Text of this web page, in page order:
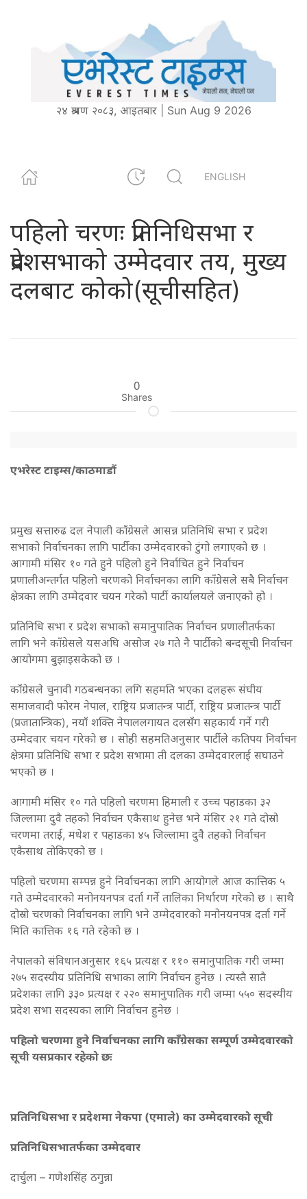
२४ श्रावण २०८३, आइतबार | Sun Aug 9 2026
ENGLISH
पहिलो चरणः प्रतिनिधिसभा र
प्रदेशसभाको उम्मेदवार तय, मुख्य
दलबाट कोको(सूचीसहित)
0
Shares
एभरेस्ट टाइम्स/काठमाडाैं
प्रमुख सत्तारुढ दल नेपाली काँग्रेसले आसन्न प्रतिनिधि सभा र प्रदेश
सभाको निर्वाचनका लागि पार्टीका उम्मेदवारको टुंगो लगाएको छ ।
आगामी मंसिर १० गते हुने पहिलो हुने निर्वाचित हुने निर्वाचन
प्रणालीअन्तर्गत पहिलो चरणको निर्वाचनका लागि काँग्रेसले सबै निर्वाचन
क्षेत्रका लागि उम्मेदवार चयन गरेको पार्टी कार्यालयले जनाएको हो ।
प्रतिनिधि सभा र प्रदेश सभाको समानुपातिक निर्वाचन प्रणालीतर्फका
लागि भने काँग्रेसले यसअघि असोज २७ गते नै पार्टीको बन्दसूची निर्वाचन
आयोगमा बुझाइसकेको छ ।
काँग्रेसले चुनावी गठबन्धनका लगि सहमति भएका दलहरू संघीय
समाजवादी फोरम नेपाल, राष्ट्रिय प्रजातन्त्र पार्टी, राष्ट्रिय प्रजातन्त्र पार्टी
(प्रजातान्त्रिक), नयाँ शक्ति नेपाललगायत दलसँग सहकार्य गर्ने गरी
उम्मेदवार चयन गरेको छ । सोही सहमतिअनुसार पार्टीले कतिपय निर्वाचन
क्षेत्रमा प्रतिनिधि सभा र प्रदेश सभामा ती दलका उम्मेदवारलाई सघाउने
भएको छ ।
आगामी मंसिर १० गते पहिलो चरणमा हिमाली र उच्च पहाडका ३२
जिल्लामा दुवै तहको निर्वाचन एकैसाथ हुनेछ भने मंसिर २१ गते दोस्रो
चरणमा तराई, मधेश र पहाडका ४५ जिल्लामा दुवै तहको निर्वाचन
एकैसाथ तोकिएको छ ।
पहिलो चरणमा सम्पन्न हुने निर्वाचनका लागि आयोगले आज कात्तिक ५
गते उम्मेदवारको मनोनयनपत्र दर्ता गर्ने तालिका निर्धारण गरेको छ । साथै
दोस्रो चरणको निर्वाचनका लागि भने उम्मेदवारको मनोनयनपत्र दर्ता गर्ने
मिति कात्तिक १६ गते रहेको छ ।
नेपालको संविधानअनुसार १६५ प्रत्यक्ष र ११० समानुपातिक गरी जम्मा
२७५ सदस्यीय प्रतिनिधि सभाका लागि निर्वाचन हुनेछ । त्यस्तै सातै
प्रदेशका लागि ३३० प्रत्यक्ष र २२० समानुपातिक गरी जम्मा ५५० सदस्यीय
प्रदेश सभा सदस्यका लागि निर्वाचन हुनेछ ।
पहिलो चरणमा हुने निर्वाचनका लागि काँग्रेसका सम्पूर्ण उम्मेदवारको
सूची यसप्रकार रहेको छः
प्रतिनिधिसभा र प्रदेशमा नेकपा (एमाले) का उम्मेदवारको सूची
प्रतिनिधिसभातर्फका उम्मेदवार
दार्चुला – गणेशसिंह ठगुन्ना